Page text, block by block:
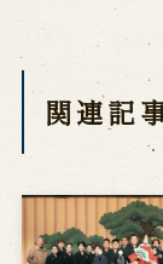
※株式会社うず
関連施
通販サイ
道の駅う
うずの丘
関連記